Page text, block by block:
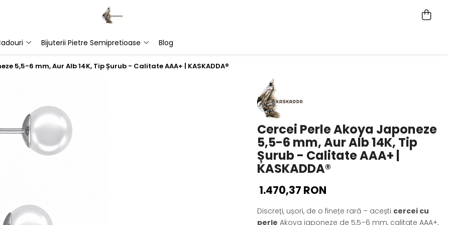
Bijuterii Pietre Semipretioase Blog
5,5-6 mm, Aur Alb 14K, Tip Șurub - Calitate AAA+ | KASKADDA®
Cercei Perle Akoya Japoneze
5,5-6 mm, Aur Alb 14K, Tip
Șurub - Calitate AAA+ |
KASKADDA®
1.470,37 RON
Discreți, ușori, de o finețe rară – acești cercei cu
perle Akoya japoneze de 5,5–6 mm, calitate AAA+,